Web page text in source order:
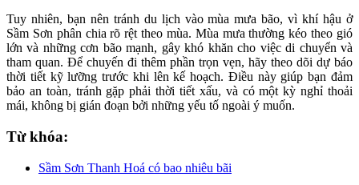
Tuy nhiên, bạn nên tránh du lịch vào mùa mưa bão, vì khí hậu ở
Sầm Sơn phân chia rõ rệt theo mùa. Mùa mưa thường kéo theo gió
lớn và những cơn bão mạnh, gây khó khăn cho việc di chuyển và
tham quan. Để chuyến đi thêm phần trọn vẹn, hãy theo dõi dự báo
thời tiết kỹ lưỡng trước khi lên kế hoạch. Điều này giúp bạn đảm
bảo an toàn, tránh gặp phải thời tiết xấu, và có một kỳ nghỉ thoải
mái, không bị gián đoạn bởi những yếu tố ngoài ý muốn.
Từ khóa:
Sầm Sơn Thanh Hoá có bao nhiêu bãi